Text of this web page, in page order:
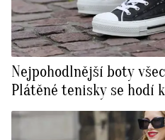
Nejpohodlnější boty
Plátěné tenisky se hodí